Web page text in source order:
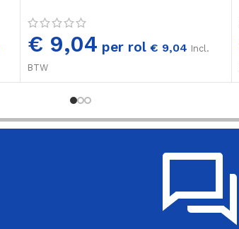
€ 9,04 per rol € 9,04 Incl.
BTW